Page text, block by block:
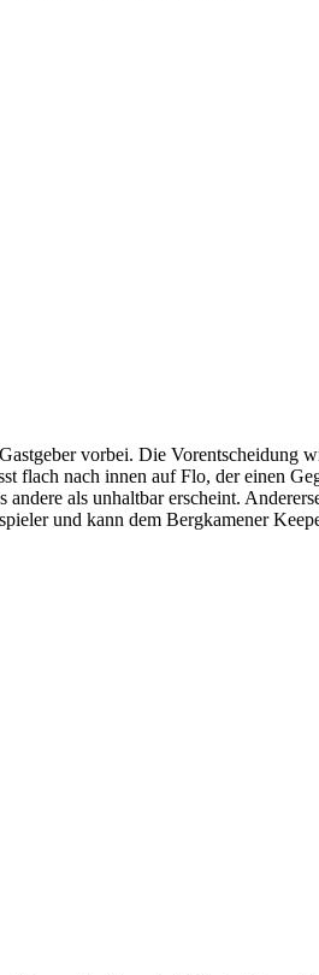
vorbei. Die Vorentscheidung
nach innen auf Flo, der einen
als unhaltbar erscheint.
und kann dem Bergkamener